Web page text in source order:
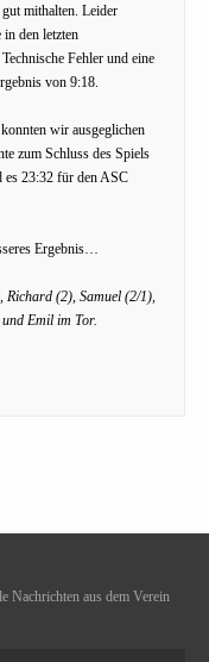
mithalten. Leider
den letzten
Fehler und eine
von 9:18.
wir ausgeglichen
zum Schluss des Spiels
es 23:32 für den ASC
Ergebnis…
(2), Samuel (2/1),
Emil im Tor.
Nachrichten aus dem Verein